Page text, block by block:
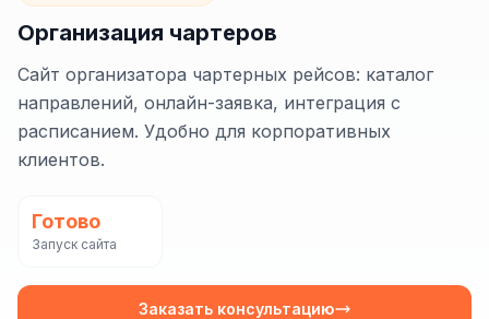
Сайт на Laravel
+ ещё 19 услуг
КОНТЕКСТНАЯ РЕКЛАМА
Контекстная реклама
Google Ads
Организация чартеров
Сайт организатора чартерных рейсов: каталог
направлений, онлайн-заявка, интеграция с
расписанием. Удобно для корпоративных
клиентов.
Готово
Запуск сайта
Заказать консультацию